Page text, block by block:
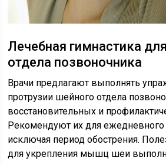
Лечебная гимнастика
отдела позвоночника
Врачи предлагают выполнять
протрузии шейного отдела
восстановительных и
Рекомендуют их для ежедневного
исключая период обострения.
для укрепления мышц шеи